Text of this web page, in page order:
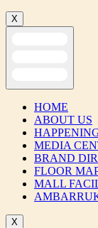
X
HOME
ABOUT US
MEDIA
BRAND
FLOOR
MALL
X